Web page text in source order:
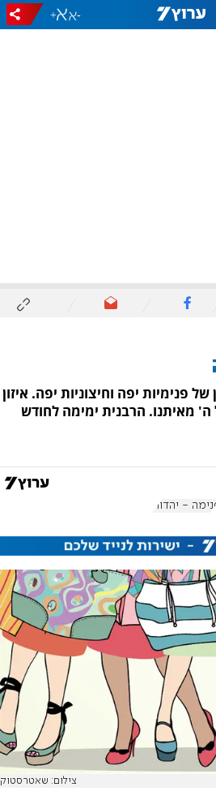
-
+
פנימיות יפה וחיצוניות יפה. איזון
מאיתנו. הרבנית ימימה לחודש
- יהדות
צילום: שאטרסטוק